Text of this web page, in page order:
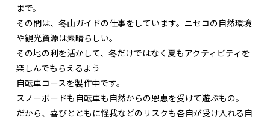
まで。
その間は、冬山ガイドの仕事をしています。ニセコの自然環境
や観光資源は素晴らしい。
その地の利を活かして、冬だけではなく夏もアクティビティを
楽しんでもらえるよう
自転車コースを製作中です。
スノーボードも自転車も自然からの恩恵を受けて遊ぶもの。
だから、喜びとともに怪我などのリスクも各自が受け入れる自